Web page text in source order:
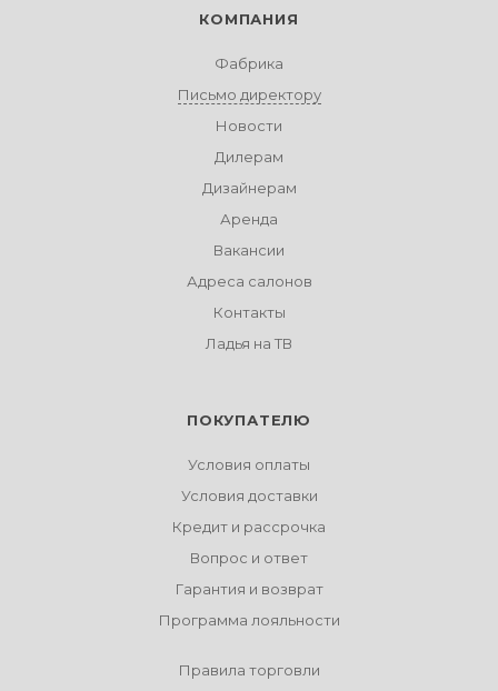
КОМПАНИЯ
Фабрика
Письмо директору
Новости
Дилерам
Дизайнерам
Аренда
Вакансии
Адреса салонов
Контакты
Ладья на ТВ
ПОКУПАТЕЛЮ
Условия оплаты
Условия доставки
Кредит и рассрочка
Вопрос и ответ
Гарантия и возврат
Программа лояльности
Правила торговли